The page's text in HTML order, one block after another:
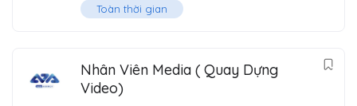
Toàn thời gian
Nhân Viên Media ( Quay Dựng
Video)